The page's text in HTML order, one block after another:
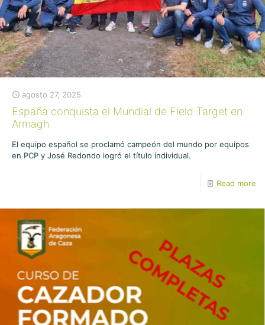
agosto 27, 2025
España conquista el Mundial de Field Target en
Armagh
El equipo español se proclamó campeón del mundo por equipos
en PCP y José Redondo logró el título individual.
Read more